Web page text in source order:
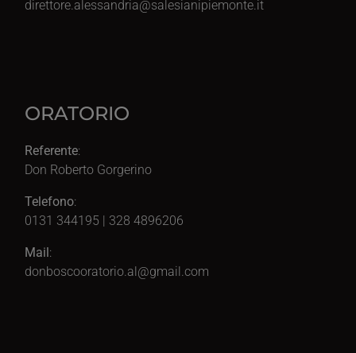
direttore.alessandria@salesianipiemonte.it
ORATORIO
Referente:
Don Roberto Gorgerino
Telefono:
0131 344195 | 328 4896206
Mail:
donboscooratorio.al@gmail.com